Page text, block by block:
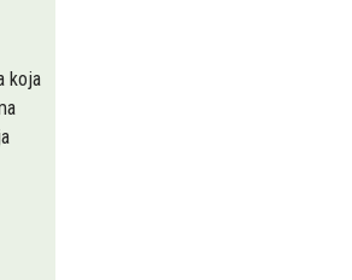
koja